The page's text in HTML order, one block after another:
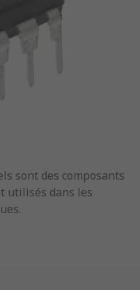
sont des composants
utilisés dans les